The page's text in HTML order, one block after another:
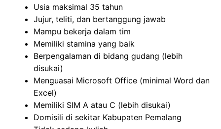
Usia maksimal 35 tahun
Jujur, teliti, dan bertanggung jawab
Mampu bekerja dalam tim
Memiliki stamina yang baik
Berpengalaman di bidang gudang (lebih
disukai)
Menguasai Microsoft Office (minimal Word dan
Excel)
Memiliki SIM A atau C (lebih disukai)
Domisili di sekitar Kabupaten Pemalang